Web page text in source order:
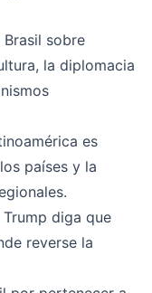
sobre
la diplomacia
es
países y la
diga que
reverse la